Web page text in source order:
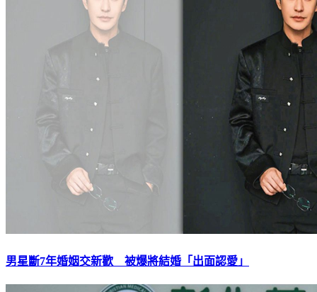
男星斷7年婚姻交新歡 被爆將結婚「出面認愛」